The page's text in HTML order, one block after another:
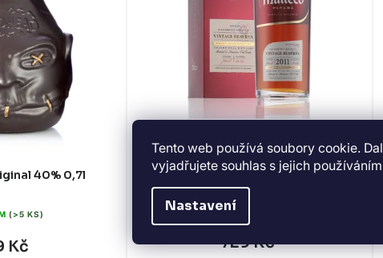
Tento web používá soubory cookie.
vyjadřujete souhlas s jejich
Nastavení
40% 0,7l
(>5 KS)
Kč
Malteco Vintage Reserva 2011
42,3% 0,7l (dárková krabice)
729 Kč